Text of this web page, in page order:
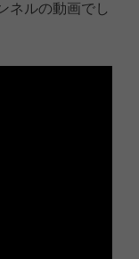
ネルの動画でし